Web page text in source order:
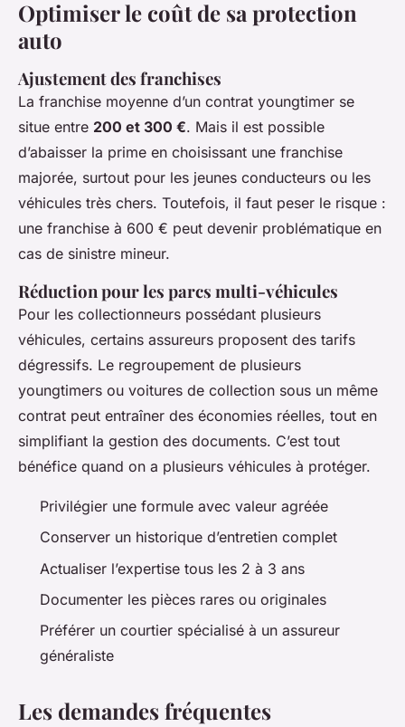
Optimiser le coût de sa protection
auto
Ajustement des franchises
La franchise moyenne d’un contrat youngtimer se
situe entre 200 et 300 €. Mais il est possible
d’abaisser la prime en choisissant une franchise
majorée, surtout pour les jeunes conducteurs ou les
véhicules très chers. Toutefois, il faut peser le risque :
une franchise à 600 € peut devenir problématique en
cas de sinistre mineur.
Réduction pour les parcs multi-véhicules
Pour les collectionneurs possédant plusieurs
véhicules, certains assureurs proposent des tarifs
dégressifs. Le regroupement de plusieurs
youngtimers ou voitures de collection sous un même
contrat peut entraîner des économies réelles, tout en
simplifiant la gestion des documents. C’est tout
bénéfice quand on a plusieurs véhicules à protéger.
Privilégier une formule avec valeur agréée
Conserver un historique d’entretien complet
Actualiser l’expertise tous les 2 à 3 ans
Documenter les pièces rares ou originales
Préférer un courtier spécialisé à un assureur
généraliste
Les demandes fréquentes